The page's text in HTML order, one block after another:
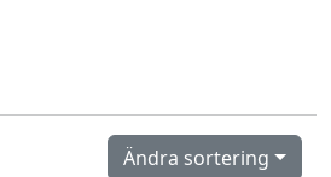
Ändra sortering